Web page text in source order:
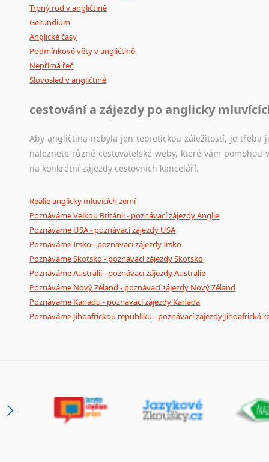
Trpný rod v angličtině
Gerundium
Anglické časy
Podmínkové věty v angličtině
Nepřímá řeč
Slovosled v angličtině
cestování a zájezdy po anglicky
Aby angličtina nebyla jen teoretickou záležitostí, je
naleznete různé cestovatelské weby, které vám
na konkrétní zájezdy cestovních kanceláří.
Reálie anglicky mluvících zemí
Poznáváme Velkou Británii - poznávací zájezdy Anglie
Poznáváme USA - poznávací zájezdy USA
Poznáváme Irsko - poznávací zájezdy Irsko
Poznáváme Skotsko - poznávací zájezdy Skotsko
Poznáváme Austrálii - poznávací zájezdy Austrálie
Poznáváme Nový Zéland - poznávací zájezdy Nový Zéland
Poznáváme Kanadu - poznávací zájezdy Kanada
Poznáváme Jihoafrickou republiku - poznávací zájezdy Jihoafrická